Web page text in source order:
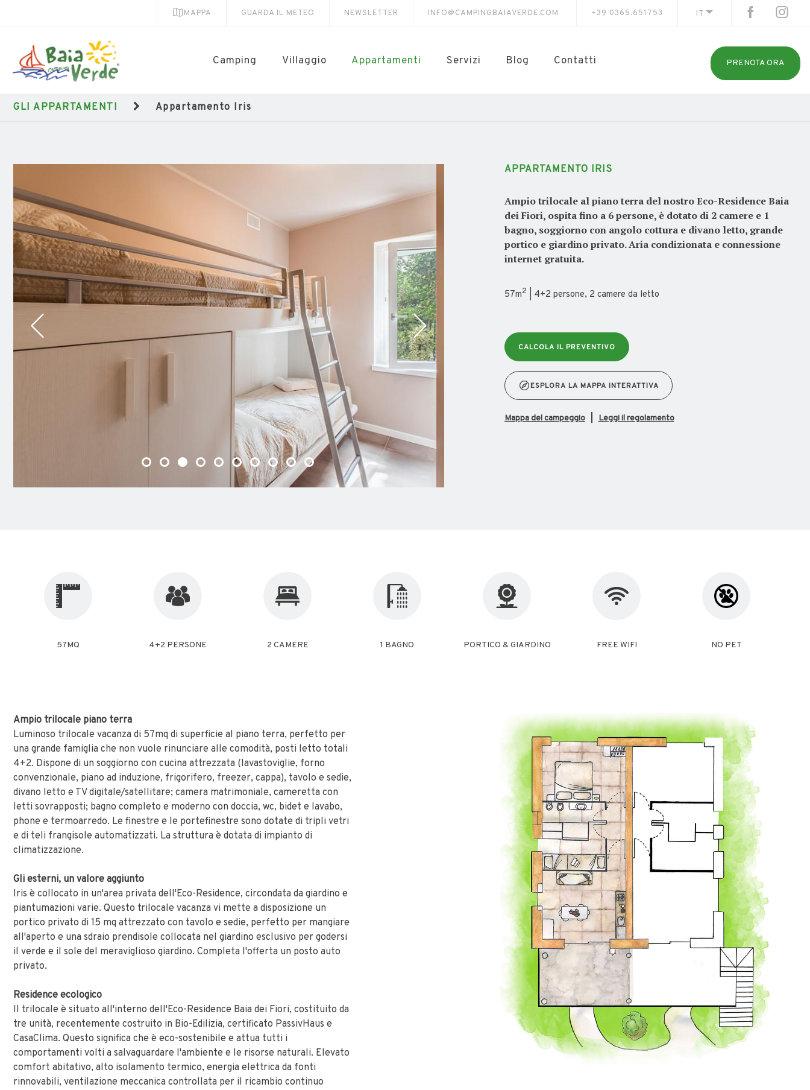
MAPPA GUARDA IL METEO NEWSLETTER INFO@CAMPINGBAIAVERDE.COM +39 0365.651753 IT
Camping Villaggio Appartamenti Servizi Blog Contatti PRENOTA ORA
GLI APPARTAMENTI Appartamento Iris
APPARTAMENTO IRIS
Ampio trilocale al piano terra del nostro Eco-Residence Baia
dei Fiori, ospita fino a 6 persone, è dotato di 2 camere e 1
bagno, soggiorno con angolo cottura e divano letto, grande
portico e giardino privato. Aria condizionata e connessione
internet gratuita.
57m2 | 4+2 persone, 2 camere da letto
CALCOLA IL PREVENTIVO
ESPLORA LA MAPPA INTERATTIVA
mappa del campeggio Leggi il regolamento
57MQ 4+2 PERSONE 2 CAMERE 1 BAGNO PORTICO & GIARDINO FREE WIFI NO PET
Ampio trilocale piano terra
Luminoso trilocale vacanza di 57mq di superficie al piano terra, perfetto per
una grande famiglia che non vuole rinunciare alle comodità, posti letto totali
4+2. Dispone di un soggiorno con cucina attrezzata (lavastoviglie, forno
convenzionale, piano ad induzione, frigorifero, freezer, cappa), tavolo e sedie,
divano letto e TV digitale/satellitare; camera matrimoniale, cameretta con
letti sovrapposti; bagno completo e moderno con doccia, wc, bidet e lavabo,
phone e termoarredo. Le finestre e le portefinestre sono dotate di tripli vetri
e di teli frangisole automatizzati. La struttura è dotata di impianto di
climatizzazione.
Gli esterni, un valore aggiunto
Iris è collocato in un'area privata dell'Eco-Residence, circondata da giardino e
piantumazioni varie. Questo trilocale vacanza vi mette a disposizione un
portico privato di 15 mq attrezzato con tavolo e sedie, perfetto per mangiare
all'aperto e una sdraio prendisole collocata nel giardino esclusivo per godersi
il verde e il sole del meraviglioso giardino. Completa l'offerta un posto auto
privato.
Residence ecologico
Il trilocale è situato all'interno dell'Eco-Residence Baia dei Fiori, costituito da
tre unità, recentemente costruito in Bio-Edilizia, certificato PassivHaus e
CasaClima. Questo significa che è eco-sostenibile e attua tutti i
comportamenti volti a salvaguardare l'ambiente e le risorse naturali. Elevato
comfort abitativo, alto isolamento termico, energia elettrica da fonti
rinnovabili, ventilazione meccanica controllata per il ricambio continuo